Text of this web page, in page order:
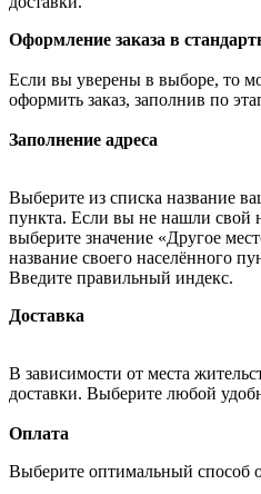
Оформление заказа в
Если вы уверены в выборе, то
оформить заказ, заполнив по
Заполнение адреса
Выберите из списка название
пункта. Если вы не нашли свой
выберите значение «Другое
название своего населённого
Введите правильный индекс.
Доставка
В зависимости от места
доставки. Выберите любой
Оплата
Выберите оптимальный способ